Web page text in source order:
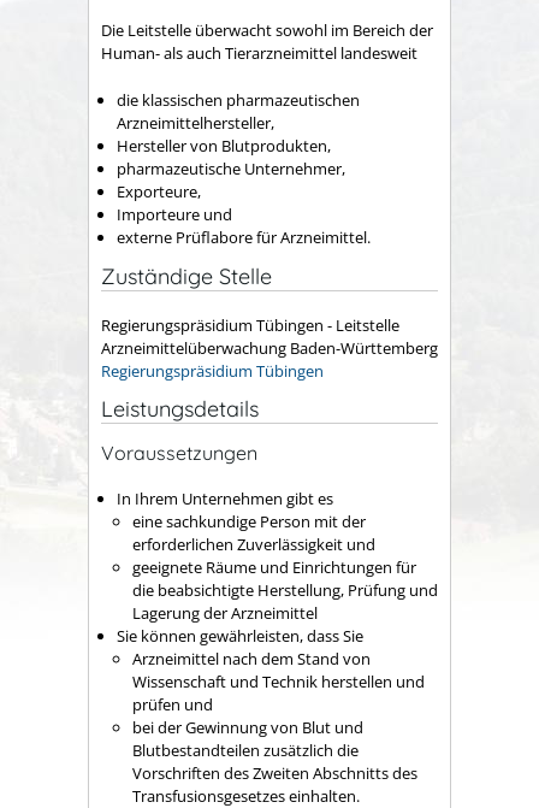
Die Leitstelle überwacht sowohl im Bereich der
Human- als auch Tierarzneimittel landesweit
die klassischen pharmazeutischen
Arzneimittelhersteller,
Hersteller von Blutprodukten,
pharmazeutische Unternehmer,
Exporteure,
Importeure und
externe Prüflabore für Arzneimittel.
Zuständige Stelle
Regierungspräsidium Tübingen - Leitstelle
Arzneimittelüberwachung Baden-Württemberg
Regierungspräsidium Tübingen
Leistungsdetails
Voraussetzungen
In Ihrem Unternehmen gibt es
eine sachkundige Person mit der
erforderlichen Zuverlässigkeit und
geeignete Räume und Einrichtungen für
die beabsichtigte Herstellung, Prüfung und
Lagerung der Arzneimittel
Sie können gewährleisten, dass Sie
Arzneimittel nach dem Stand von
Wissenschaft und Technik herstellen und
prüfen und
bei der Gewinnung von Blut und
Blutbestandteilen zusätzlich die
Vorschriften des Zweiten Abschnitts des
Transfusionsgesetzes einhalten.